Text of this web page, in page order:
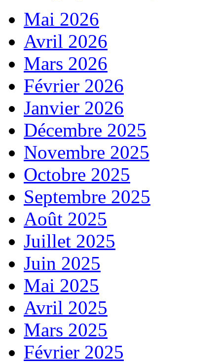
Mai 2026
Avril 2026
Mars 2026
Février 2026
Janvier 2026
Décembre 2025
Novembre 2025
Octobre 2025
Septembre 2025
Août 2025
Juillet 2025
Juin 2025
Mai 2025
Avril 2025
Mars 2025
Février 2025